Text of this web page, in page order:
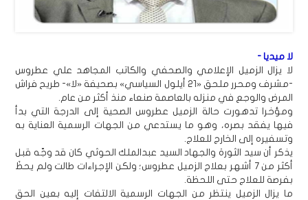
لا ميديا -
لا يزال الزميل الإعلامي والصحفي والكاتب المجاهد علي عطروس
-مشرف ومحرر ملحق «21 أيلول السياسي» بصحيفة «لا»- طريح فراش
المرض والوجع في منزله بالعاصمة صنعاء منذ أكثر من عام.
ومؤخرا تدهورت حالة الزميل عطروس الصحية إلى الدرجة التي بدأ
فيها يفقد بصره، وهو ما يستدعي من الجهات الرسمية العناية به
وتسفيره إلى الخارج للعلاج.
يذكر أن سيد الثورة والجهاد السيد عبدالملك الحوثي كان قد وجّه قبل
أكثر من 7 أشهر بعلاج الزميل عطروس؛ ولكن الإجراءات طالت ولم يحظَ
بفرصة للعلاج حتى اللحظة.
ما يزال الزميل ينتظر من الجهات الرسمية الالتفات إليه بعين الحق